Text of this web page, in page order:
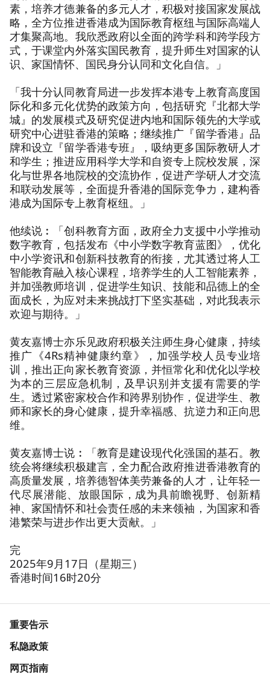
素，培养才德兼备的多元人才，积极对接国家发展战
略，全方位推进香港成为国际教育枢纽与国际高端人
才集聚高地。我欣悉政府以全面的跨学科和跨学段方
式，于课堂内外落实国民教育，提升师生对国家的认
识、家国情怀、国民身分认同和文化自信。」
「我十分认同教育局进一步发挥本港专上教育高度国
际化和多元化优势的政策方向，包括研究『北都大学
城』的发展模式及研究促进内地和国际领先的大学或
研究中心进驻香港的策略；继续推广『留学香港』品
牌和设立『留学香港专班』，吸纳更多国际教研人才
和学生；推进应用科学大学和自资专上院校发展，深
化与世界各地院校的交流协作，促进产学研人才交流
和联动发展等，全面提升香港的国际竞争力，建构香
港成为国际专上教育枢纽。」
他续说︰「创科教育方面，政府全力支援中小学推动
数字教育，包括发布《中小学数字教育蓝图》，优化
中小学资讯和创新科技教育的衔接，尤其透过将人工
智能教育融入核心课程，培养学生的人工智能素养，
并加强教师培训，促进学生知识、技能和品德上的全
面成长，为应对未来挑战打下坚实基础，对此我表示
欢迎与期待。」
黄友嘉博士亦乐见政府积极关注师生身心健康，持续
推广《4Rs精神健康约章》，加强学校人员专业培
训，推出正向家长教育资源，并恒常化和优化以学校
为本的三层应急机制，及早识别并支援有需要的学
生。透过紧密家校合作和跨界别协作，促进学生、教
师和家长的身心健康，提升幸福感、抗逆力和正向思
维。
黄友嘉博士说︰「教育是建设现代化强国的基石。教
统会将继续积极建言，全力配合政府推进香港教育的
高质量发展，培养德智体美劳兼备的人才，让年轻一
代尽展潜能、放眼国际，成为具前瞻视野、创新精
神、家国情怀和社会责任感的未来领袖，为国家和香
港繁荣与进步作出更大贡献。」
完
2025年9月17日（星期三）
香港时间16时20分
重要告示
私隐政策
网页指南